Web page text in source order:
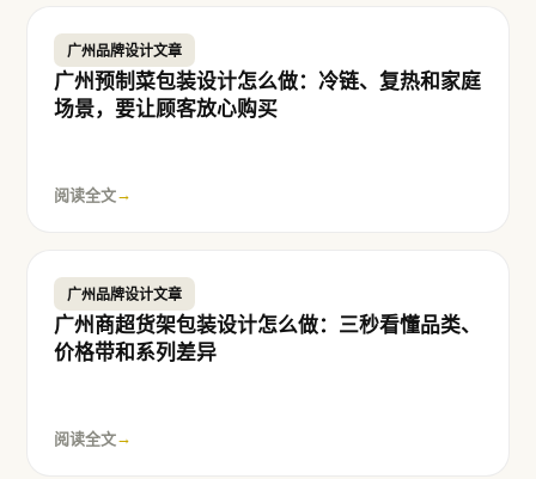
广州品牌设计文章
广州预制菜包装设计怎么做：冷链、复热和家庭
场景，要让顾客放心购买
阅读全文→
广州品牌设计文章
广州商超货架包装设计怎么做：三秒看懂品类、
价格带和系列差异
阅读全文→